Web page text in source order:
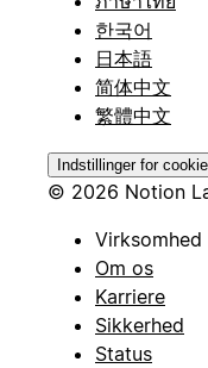
한국어
日本語
简体中文
繁體中文
Indstillinger for
© 2026 Notion
Virksomhed
Om os
Karriere
Sikkerhed
Status